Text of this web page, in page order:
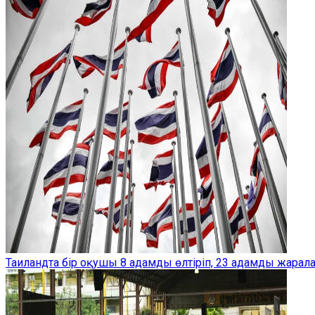
Таиландта бір оқушы 8 адамды өлтіріп, 23 адамды